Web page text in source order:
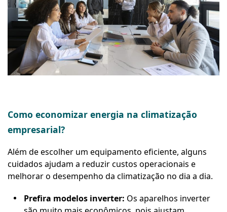
Como economizar energia na climatização
empresarial?
Além de escolher um equipamento eficiente, alguns
cuidados ajudam a reduzir custos operacionais e
melhorar o desempenho da climatização no dia a dia.
Prefira modelos inverter: Os aparelhos inverter